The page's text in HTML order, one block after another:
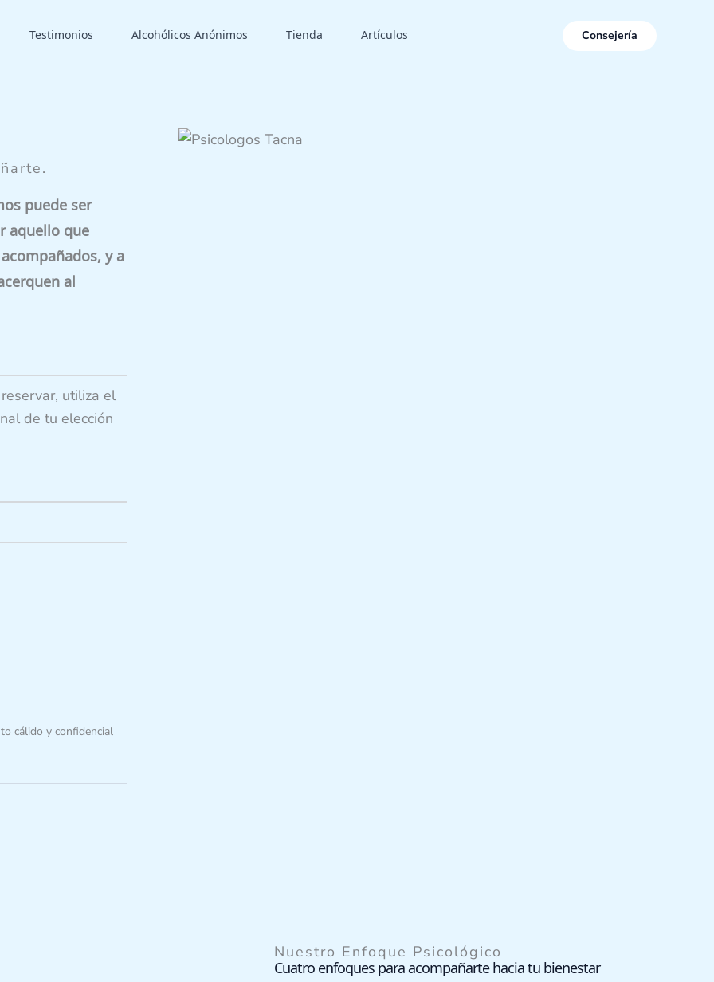
Testimonios Alcohólicos Anónimos Tienda Artículos Consejería
puede ser
aquello que
y a
al
utiliza el
de tu elección
cálido y confidencial
Nuestro Enfoque Psicológico
Cuatro enfoques para acompañarte hacia tu bienestar